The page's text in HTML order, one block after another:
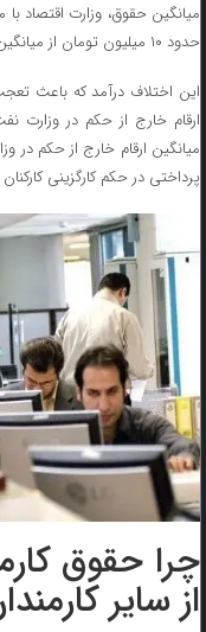
حدود ۱۰ میلیون تومان از میانگین دریافتی کارمندان وزارت نفت کمتر است.
این اختلاف درآمد که باعث
پرداختی در حکم کارگزینی
چرا حقوق
از سایر